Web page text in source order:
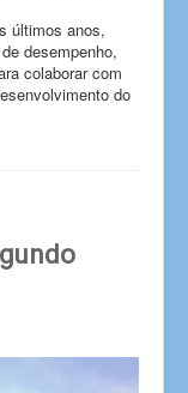
últimos anos,
desempenho,
colaborar com
do